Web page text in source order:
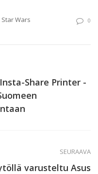
Star Wars
0
Share Printer -
SEURAAVA
varusteltu Asus